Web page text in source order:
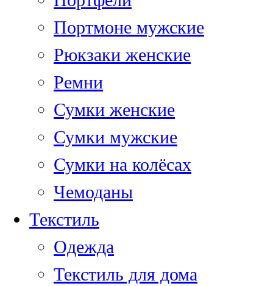
Портмоне мужские
Рюкзаки женские
Ремни
Сумки женские
Сумки мужские
Сумки на колёсах
Чемоданы
Текстиль
Одежда
Текстиль для дома